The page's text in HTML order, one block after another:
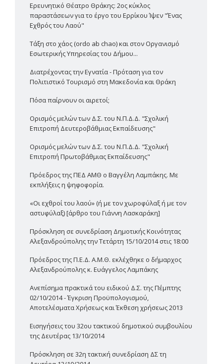
Ερευνητικό Θέατρο Θράκης: 2ος κύκλος
παραστάσεων για το έργο του Ερρίκου Ίψεν "Ένας
Εχθρός του Λαού"
Τάξη στο χάος (ordo ab chao) και στον Οργανισμό
Εσωτερικής Υπηρεσίας του Δήμου...
Διατρέχοντας την Εγνατία - Πρόταση για τον
Πολιτιστικό Τουρισμό στη Μακεδονία και Θράκη
Πόσα παίρνουν οι αιρετοί;
Ορισμός μελών των Δ.Σ. του Ν.Π.Δ.Δ. "Σχολική
Επιτροπή Δευτεροβάθμιας Εκπαίδευσης"
Ορισμός μελών των Δ.Σ. του Ν.Π.Δ.Δ. "Σχολική
Επιτροπή Πρωτοβάθμιας Εκπαίδευσης"
Πρόεδρος της ΠΕΔ ΑΜΘ ο Βαγγέλη Λαμπάκης. Με
εκπλήξεις η ψηφοφορία.
«Οι εχθροί του λαού» (ή με τον χωροφύλαξ ή με τον
αστυφύλαξ) [άρθρο του Γιάννη Λασκαράκη]
Πρόσκληση σε συνεδρίαση Δημοτικής Κοινότητας
Αλεξανδρούπολης την Τετάρτη 15/10/2014 στις 18:00
Πρόεδρος της Π.Ε.Δ. Α.Μ.Θ. εκλέχθηκε ο δήμαρχος
Αλεξανδρούπολης κ. Ευάγγελος Λαμπάκης
Ανεπίσημα πρακτικά του ειδικού Δ.Σ. της Πέμπτης
02/10/2014 - Έγκριση Προϋπολογισμού,
Αποτελέσματα Χρήσεως και Έκθεση χρήσεως 2013
Εισηγήσεις του 32ου τακτικού δημοτικού συμβουλίου
της Δευτέρας 13/10/2014
Πρόσκληση σε 32η τακτική συνεδρίαση ΔΣ τη